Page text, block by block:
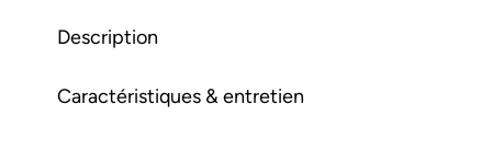
Description
Caractéristiques & entretien